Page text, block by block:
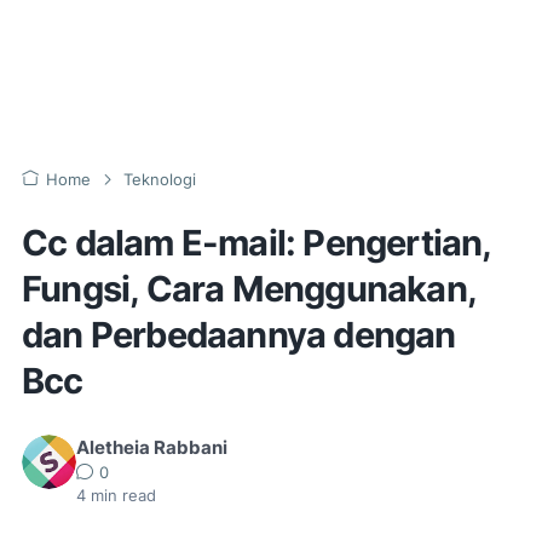
Home Teknologi
Cc dalam E-mail: Pengertian,
Fungsi, Cara Menggunakan,
dan Perbedaannya dengan
Bcc
Aletheia Rabbani
0
4 min read